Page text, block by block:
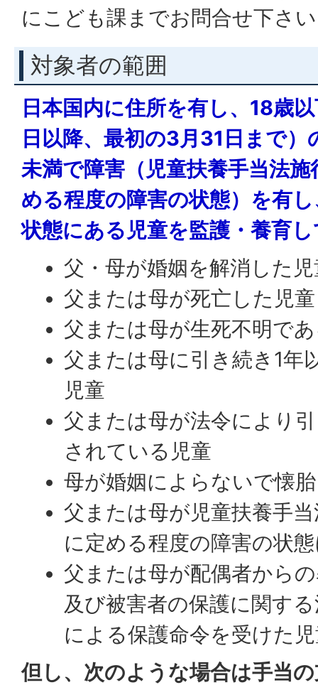
にこども課までお問合せ下さ
対象者の範囲
日本国内に住所を有し、18歳
日以降、最初の3月31日まで
未満で障害（児童扶養手当法
める程度の障害の状態）を有
状態にある児童を監護・養育
父・母が婚姻を解消した
父または母が死亡した児童
父または母が生死不明で
父または母に引き続き1年
児童
父または母が法令により
されている児童
母が婚姻によらないで懐
父または母が児童扶養手
に定める程度の障害の状
父または母が配偶者から
及び被害者の保護に関す
による保護命令を受けた
但し、次のような場合は手当